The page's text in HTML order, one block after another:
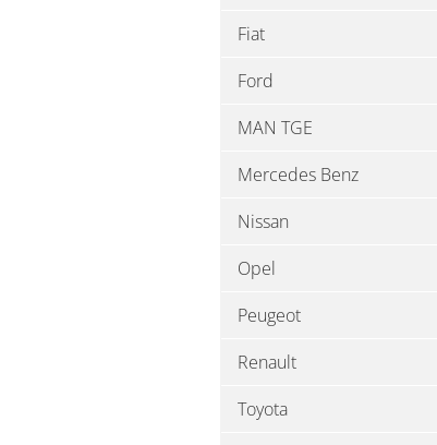
Fiat
Ford
MAN TGE
Mercedes Benz
Nissan
Opel
Peugeot
Renault
Toyota